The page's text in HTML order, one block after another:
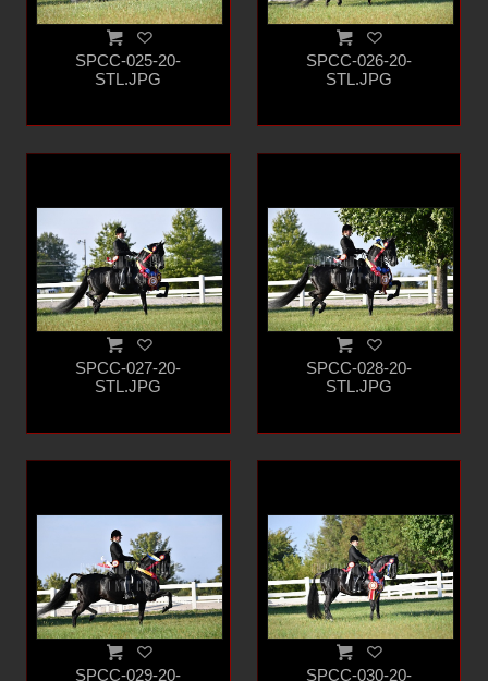
SPCC-025-20-
STL.JPG
SPCC-026-20-
STL.JPG
SPCC-027-20-
STL.JPG
SPCC-028-20-
STL.JPG
SPCC-029-20-
SPCC-030-20-